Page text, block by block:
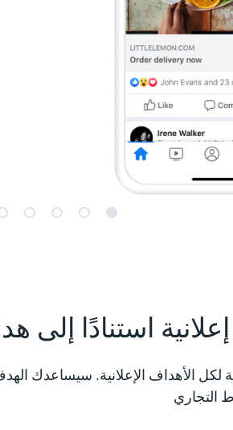
استنادًا إلى
لكل الأهداف الإعلانية. سيساعدك